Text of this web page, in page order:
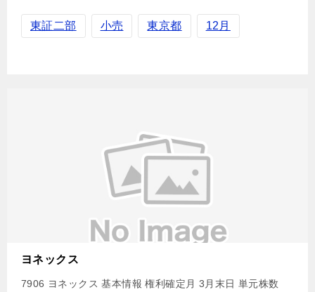
東証二部 小売 東京都 12月
ヨネックス
7906 ヨネックス 基本情報 権利確定月 3月末日 単元株数